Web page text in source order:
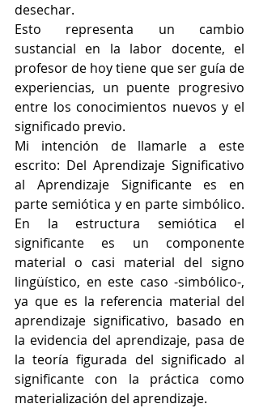
desechar.
Esto representa un cambio
sustancial en la labor docente, el
profesor de hoy tiene que ser guía de
experiencias, un puente progresivo
entre los conocimientos nuevos y el
significado previo.
Mi intención de llamarle a este
escrito: Del Aprendizaje Significativo
al Aprendizaje Significante es en
parte semiótica y en parte simbólico.
En la estructura semiótica el
significante es un componente
material o casi material del signo
lingüístico, en este caso -simbólico-,
ya que es la referencia material del
aprendizaje significativo, basado en
la evidencia del aprendizaje, pasa de
la teoría figurada del significado al
significante con la práctica como
materialización del aprendizaje.